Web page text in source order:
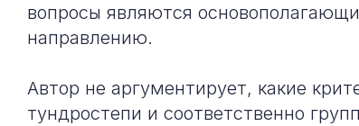
вопросы являются
направлению.
Автор не аргументирует, какие
тундростепи и соответственно